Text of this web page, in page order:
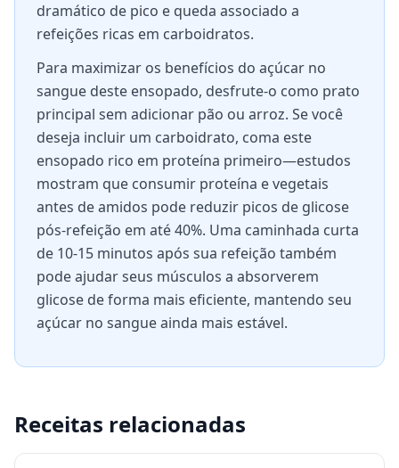
dramático de pico e queda associado a
refeições ricas em carboidratos.
Para maximizar os benefícios do açúcar no
sangue deste ensopado, desfrute-o como prato
principal sem adicionar pão ou arroz. Se você
deseja incluir um carboidrato, coma este
ensopado rico em proteína primeiro—estudos
mostram que consumir proteína e vegetais
antes de amidos pode reduzir picos de glicose
pós-refeição em até 40%. Uma caminhada curta
de 10-15 minutos após sua refeição também
pode ajudar seus músculos a absorverem
glicose de forma mais eficiente, mantendo seu
açúcar no sangue ainda mais estável.
Receitas relacionadas